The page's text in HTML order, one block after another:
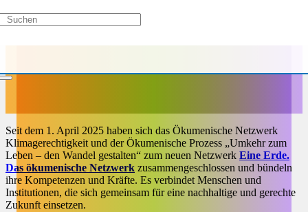
Seit dem 1. April 2025 haben sich das Ökumenische Netzwerk
Klimagerechtigkeit und der Ökumenische Prozess „Umkehr zum
Leben – den Wandel gestalten“ zum neuen Netzwerk Eine Erde.
Das ökumenische Netzwerk zusammengeschlossen und bündeln
ihre Kompetenzen und Kräfte. Es verbindet Menschen und
Institutionen, die sich gemeinsam für eine nachhaltige und gerechte
Zukunft einsetzen.